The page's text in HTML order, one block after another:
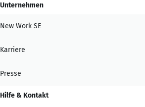
Unternehmen
New Work SE
Karriere
Presse
Hilfe & Kontakt